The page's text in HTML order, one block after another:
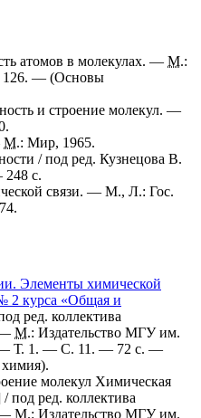
атомов в молекулах. — М.:
126. — (Основы
и строение молекул. —
М.: Мир, 1965.
/ под ред. Кузнецова В.
с.
связи. — М., Л.: Гос.
Элементы химической
2 курса «Общая и
ред. коллектива
— М.: Издательство МГУ им.
Т. 1. — С. 11. — 72 с. —
молекул Химическая
под ред. коллектива
— М.: Издательство МГУ им.